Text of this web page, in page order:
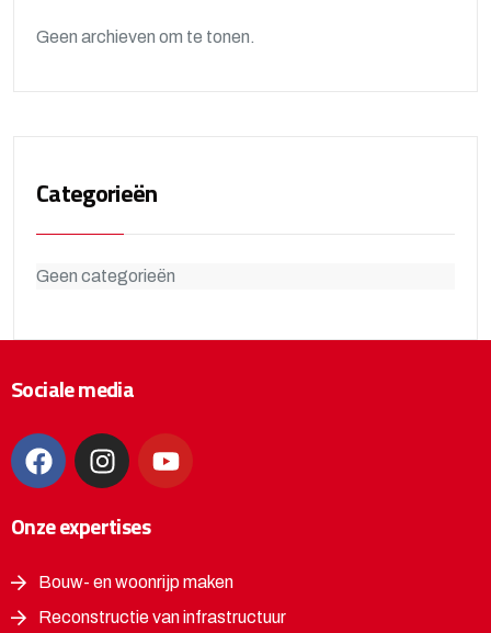
Geen archieven om te tonen.
Categorieën
Geen categorieën
Sociale media
Onze expertises
Bouw- en woonrijp maken
Reconstructie van infrastructuur